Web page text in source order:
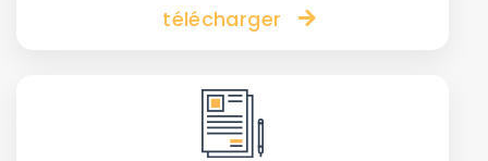
télécharger